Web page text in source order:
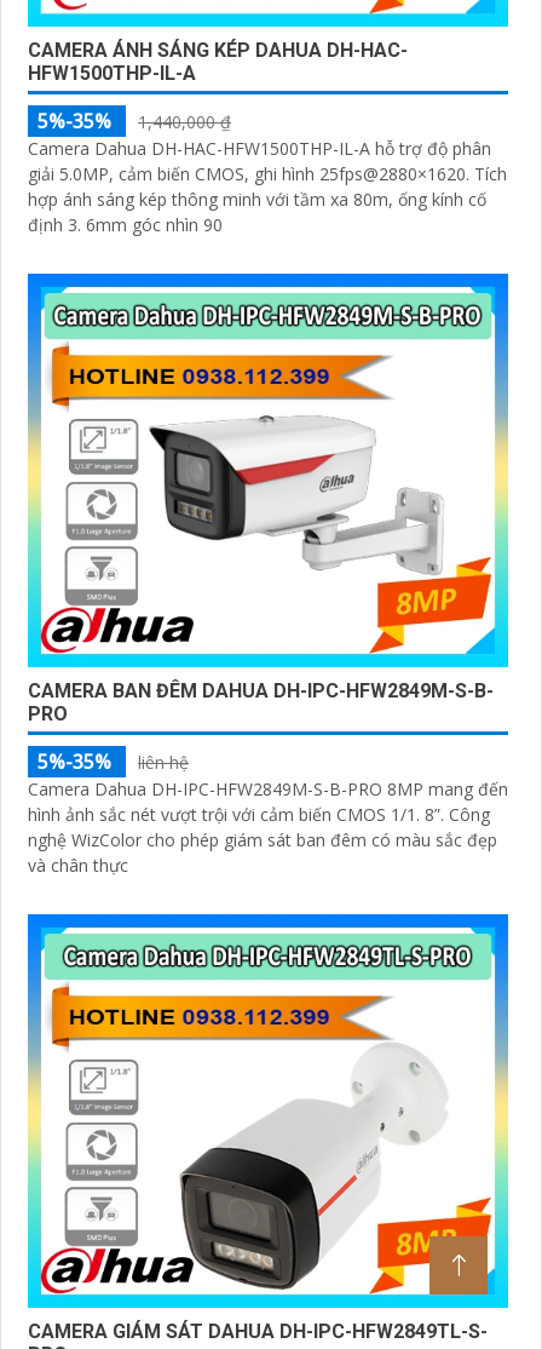
CAMERA ÁNH SÁNG KÉP DAHUA DH-HAC-
HFW1500THP-IL-A
5%-35%
1,440,000 ₫
Camera Dahua DH-HAC-HFW1500THP-IL-A hỗ trợ độ phân
giải 5.0MP, cảm biến CMOS, ghi hình 25fps@2880×1620. Tích
hợp ánh sáng kép thông minh với tầm xa 80m, ống kính cố
định 3. 6mm góc nhìn 90
CAMERA BAN ĐÊM DAHUA DH-IPC-HFW2849M-S-B-
PRO
5%-35%
liên hệ
Camera Dahua DH-IPC-HFW2849M-S-B-PRO 8MP mang đến
hình ảnh sắc nét vượt trội với cảm biến CMOS 1/1. 8”. Công
nghệ WizColor cho phép giám sát ban đêm có màu sắc đẹp
và chân thực
CAMERA GIÁM SÁT DAHUA DH-IPC-HFW2849TL-S-